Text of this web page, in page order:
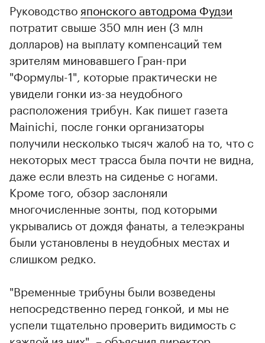
Руководство японского автодрома Фудзи
потратит свыше 350 млн иен (3 млн
долларов) на выплату компенсаций тем
зрителям миновавшего Гран-при
"Формулы-1", которые практически не
увидели гонки из-за неудобного
расположения трибун. Как пишет газета
Mainichi, после гонки организаторы
получили несколько тысяч жалоб на то, что с
некоторых мест трасса была почти не видна,
даже если влезть на сиденье с ногами.
Кроме того, обзор заслоняли
многочисленные зонты, под которыми
укрывались от дождя фанаты, а телеэкраны
были установлены в неудобных местах и
слишком редко.
"Временные трибуны были возведены
непосредственно перед гонкой, и мы не
успели тщательно проверить видимость с